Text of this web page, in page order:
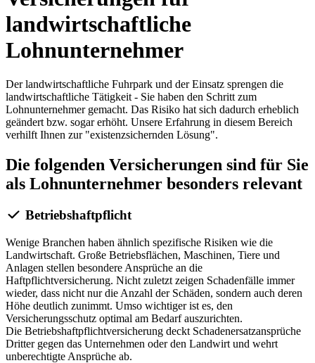
landwirtschaftliche
Lohnunternehmer
Der landwirtschaftliche Fuhrpark und der Einsatz sprengen die
landwirtschaftliche Tätigkeit - Sie haben den Schritt zum
Lohnunternehmer gemacht. Das Risiko hat sich dadurch erheblich
geändert bzw. sogar erhöht. Unsere Erfahrung in diesem Bereich
verhilft Ihnen zur "existenzsichernden Lösung".
Die folgenden Versicherungen sind für Sie
als Lohnunternehmer besonders relevant
Betriebshaftpflicht
Wenige Branchen haben ähnlich spezifische Risiken wie die
Landwirtschaft. Große Betriebsflächen, Maschinen, Tiere und
Anlagen stellen besondere Ansprüche an die
Haftpflichtversicherung. Nicht zuletzt zeigen Schadenfälle immer
wieder, dass nicht nur die Anzahl der Schäden, sondern auch deren
Höhe deutlich zunimmt. Umso wichtiger ist es, den
Versicherungsschutz optimal am Bedarf auszurichten.
Die Betriebshaftpflichtversicherung deckt Schadenersatzansprüche
Dritter gegen das Unternehmen oder den Landwirt und wehrt
unberechtigte Ansprüche ab.